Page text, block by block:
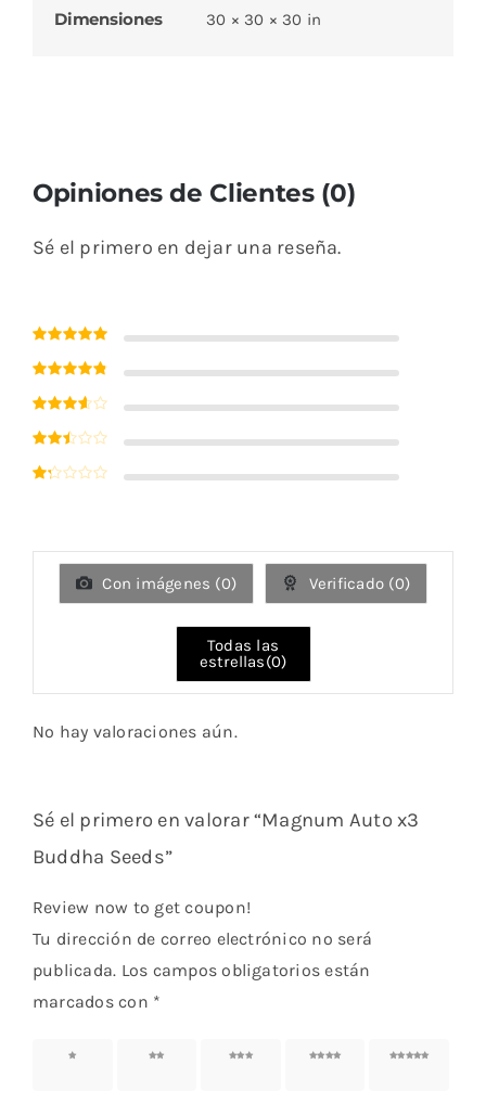
Dimensiones 30 × 30 × 30 in
Opiniones de Clientes (0)
Sé el primero en dejar una reseña.
de 5
con4de 5
con3de 5
con2
5
Con imágenes (0) Verificado (0)
Todas las
estrellas(0)
No hay valoraciones aún.
Sé el primero en valorar “Magnum Auto x3
Buddha Seeds”
Review now to get coupon!
Tu dirección de correo electrónico no será
publicada. Los campos obligatorios están
marcados con *
1 de 5
2 de 5
3 de 5
4 de 5
5 de 5